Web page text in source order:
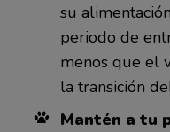
su
periodo de
menos que el
la transición
Mantén a tu